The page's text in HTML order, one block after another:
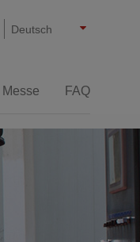
Castellano
English
Français
Deutsch
Messe FAQ